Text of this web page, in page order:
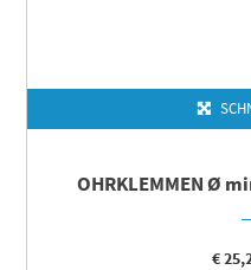
OHRKLEMMEN Ø
€